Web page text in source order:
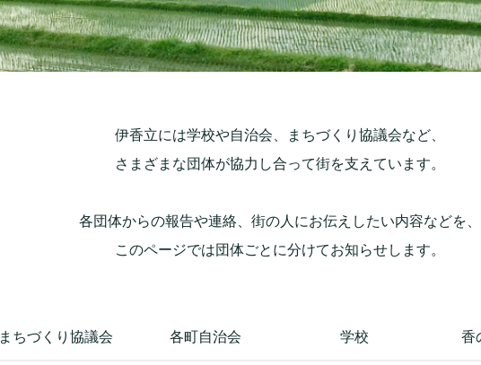
伊香立には学校や自治会、まちづくり協議会など、
さまざまな団体が協力し合って街を支えています。
各団体からの報告や連絡、街の人にお伝えしたい内容などを、
このページでは団体ごとに分けてお知らせします。
まちづくり協議会 各町自治会 学校 香